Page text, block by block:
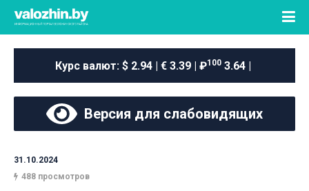
Курс валют: $ 2.94 | € 3.39 | ₽100 3.64 |
Версия для слабовидящих
31.10.2024
488 просмотров